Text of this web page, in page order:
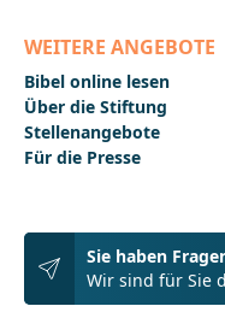
WEITERE ANGEBOTE
Bibel online lesen
Über die Stiftung
Stellenangebote
Für die Presse
Sie haben
Wir sind für Sie